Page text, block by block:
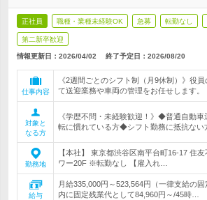
正社員 職種・業種未経験OK 急募 転勤なし
第二新卒歓迎
情報更新日：2026/04/02 終了予定日： 2026/08/20
仕事内容
《2週間ごとのシフト制（月9休制）》役
て送迎業務や車両の管理をお任せします。
対象と
なる方
《学歴不問・未経験歓迎！》◆普通自動
転に慣れている方◆シフト勤務に抵抗ない
勤務地
【本社】 東京都渋谷区南平台町16-17 住
ワー20F ※転勤なし 【雇入れ…
給与
月給335,000円～523,564円（一律支給の
内に固定残業代として84,960円～/45時…